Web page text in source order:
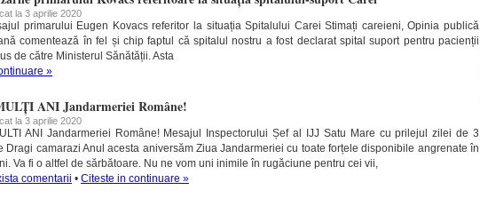
la 3 aprilie 2020
primarului Eugen Kovacs referitor la situația Spitalului Carei Stimați careieni, Opinia publică
comentează în fel și chip faptul că spitalul nostru a fost declarat spital suport pentru pacienții
de către Ministerul Sănătății. Asta
»
ANI Jandarmeriei Române!
la 3 aprilie 2020
ANI Jandarmeriei Române! Mesajul Inspectorului Șef al IJJ Satu Mare cu prilejul zilei de 3
Dragi camarazi Anul acesta aniversăm Ziua Jandarmeriei cu toate forțele disponibile angrenate în
Va fi o altfel de sărbătoare. Nu ne vom uni inimile în rugăciune pentru cei vii,
comentarii • Citeste in continuare »